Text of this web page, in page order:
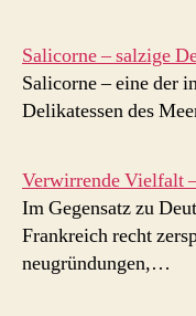
Salicorne – salzige
Salicorne – eine der
Delikatessen des
Verwirrende Vielfalt
Im Gegensatz zu
Frankreich recht
neugründungen,…